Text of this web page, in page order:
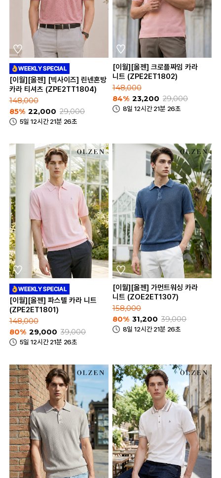
[이월][올젠] [빅사이즈] 린넨혼방
카라 티셔츠 (ZPE2TT1804)
148,000
85% 22,000 29,000
5일 12시간 21분 26초
[이월][올젠] 크로플짜임 카라
니트 (ZPE2ET1802)
148,000
84% 23,200 29,000
8일 12시간 21분 26초
[이월][올젠] 파스텔 카라 니트
(ZPE2ET1801)
148,000
80% 29,000 39,000
5일 12시간 21분 26초
[이월][올젠] 가먼트워싱 카라
니트 (ZOE2ET1307)
158,000
80% 31,200 39,000
8일 12시간 21분 26초